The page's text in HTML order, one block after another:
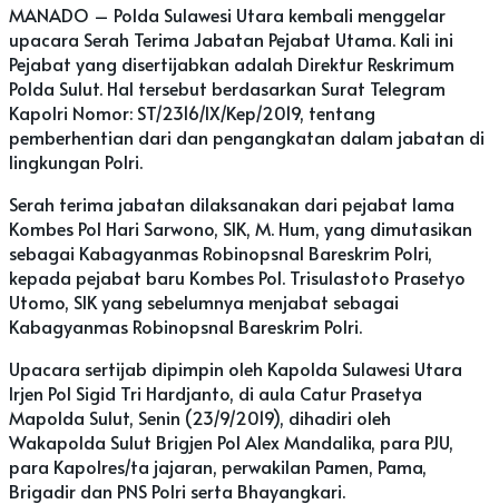
MANADO – Polda Sulawesi Utara kembali menggelar
upacara Serah Terima Jabatan Pejabat Utama. Kali ini
Pejabat yang disertijabkan adalah Direktur Reskrimum
Polda Sulut. Hal tersebut berdasarkan Surat Telegram
Kapolri Nomor: ST/2316/IX/Kep/2019, tentang
pemberhentian dari dan pengangkatan dalam jabatan di
lingkungan Polri.
Serah terima jabatan dilaksanakan dari pejabat lama
Kombes Pol Hari Sarwono, SIK, M. Hum, yang dimutasikan
sebagai Kabagyanmas Robinopsnal Bareskrim Polri,
kepada pejabat baru Kombes Pol. Trisulastoto Prasetyo
Utomo, SIK yang sebelumnya menjabat sebagai
Kabagyanmas Robinopsnal Bareskrim Polri.
Upacara sertijab dipimpin oleh Kapolda Sulawesi Utara
Irjen Pol Sigid Tri Hardjanto, di aula Catur Prasetya
Mapolda Sulut, Senin (23/9/2019), dihadiri oleh
Wakapolda Sulut Brigjen Pol Alex Mandalika, para PJU,
para Kapolres/ta jajaran, perwakilan Pamen, Pama,
Brigadir dan PNS Polri serta Bhayangkari.